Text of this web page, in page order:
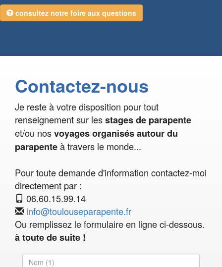
consultez notre foire aux questions
Contactez-nous
Je reste à votre disposition pour tout
renseignement sur lesstages de parapente
et/ou nosvoyages organisés autour du
parapenteà travers le monde...
Pour toute demande d'information contactez-moi
directement par :
06.60.15.99.14
info@toulouseparapente.fr
Ou remplissez le formulaire en ligne ci-dessous.
à toute de suite !